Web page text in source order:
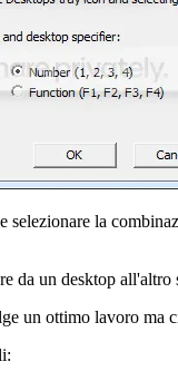
selezionare la
da un desktop
un ottimo lavoro ma